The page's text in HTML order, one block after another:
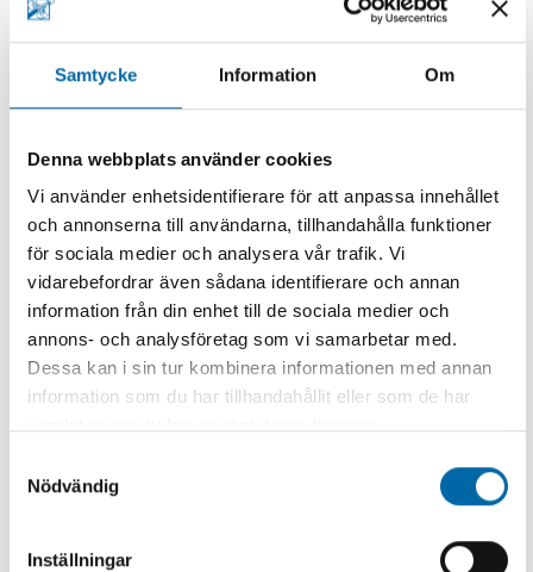
Samtycke Information Om
Denna webbplats använder cookies
Vi använder enhetsidentifierare för att anpassa innehållet
och annonserna till användarna, tillhandahålla funktioner
för sociala medier och analysera vår trafik. Vi
vidarebefordrar även sådana identifierare och annan
information från din enhet till de sociala medier och
annons- och analysföretag som vi samarbetar med.
Dessa kan i sin tur kombinera informationen med annan
information som du har tillhandahållit eller som de har
Nödvändig
Inställningar
Miljöledningssystem
Vi har alla resurser inhouse
Vi letar alltid efter duktiga medarbetare
Arbetsmiljöpolicy
Vi arbetar i hela Stockholms län
Solna Högtrycksspolning är alltid tillgängliga!
Alla Solna Högtrycksspolings fordon är utrustade
Högtrycksspolning förr och nu
Avloppsproblem
Avloppsproblem kan uppstå när som helst